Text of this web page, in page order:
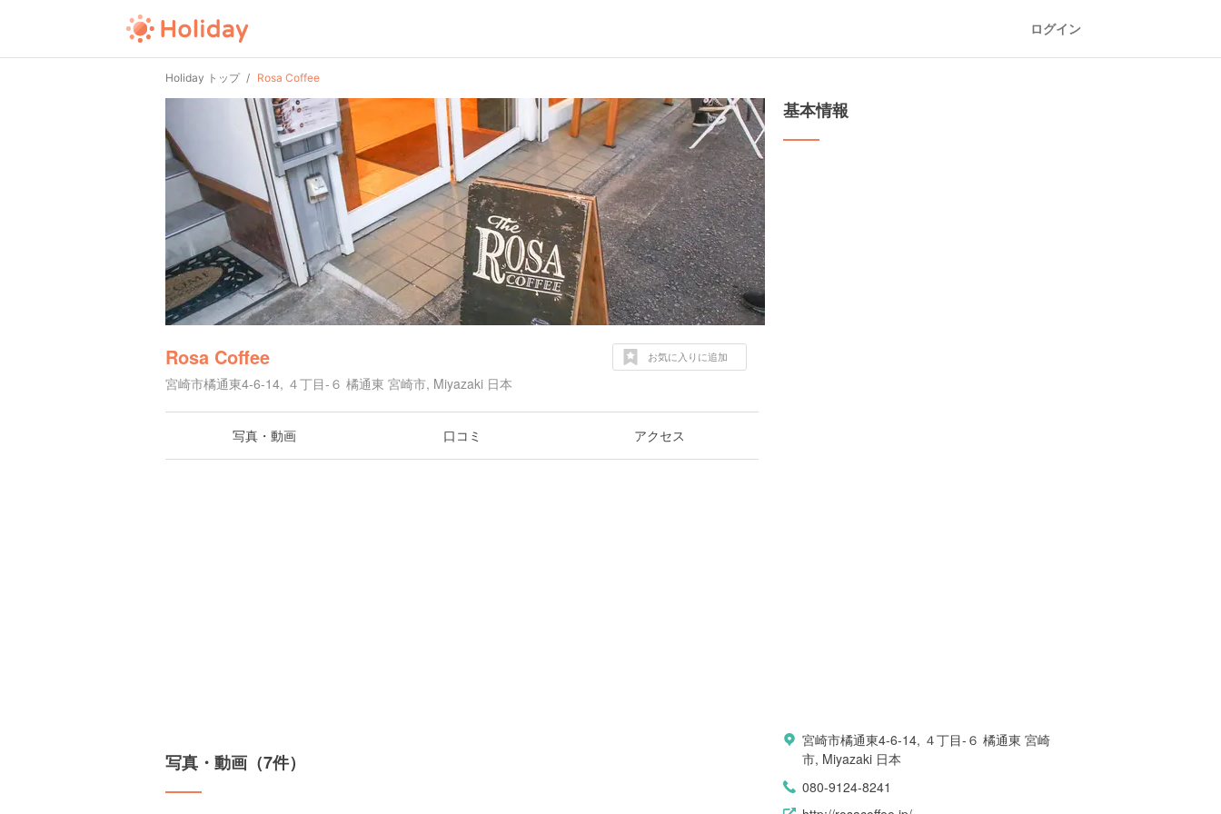
ログイン
Holiday トップ Rosa Coffee
Rosa Coffee
宮崎市橘通東4-6-14, ４丁目-６ 橘通東 宮崎市, Miyazaki 日本
お気に入りに追加
写真・動画 口コミ アクセス
写真・動画（7件）
基本情報
宮崎市橘通東4-6-14, ４丁目-６ 橘通東 宮崎
市, Miyazaki 日本
080-9124-8241